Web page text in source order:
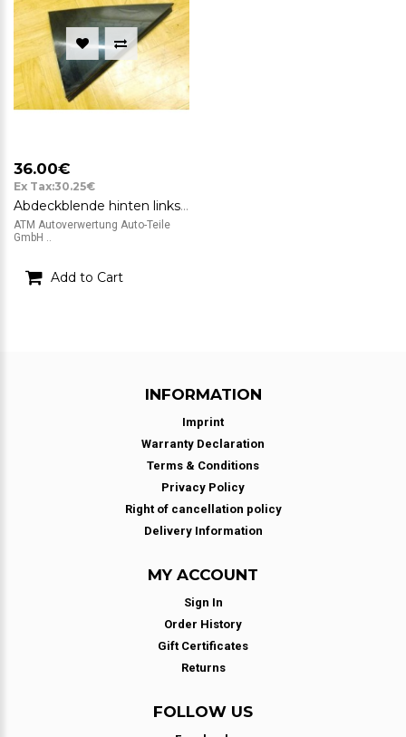
36.00€
Ex Tax:30.25€
Abdeckblende hinten links Mercedes Benz A-Klasse W169 Fahrerseite A1696903387
ATM Autoverwertung Auto-Teile
GmbH ..
Add to Cart
INFORMATION
Imprint
Warranty Declaration
Terms & Conditions
Privacy Policy
Right of cancellation policy
Delivery Information
MY ACCOUNT
Sign In
Order History
Gift Certificates
Returns
FOLLOW US